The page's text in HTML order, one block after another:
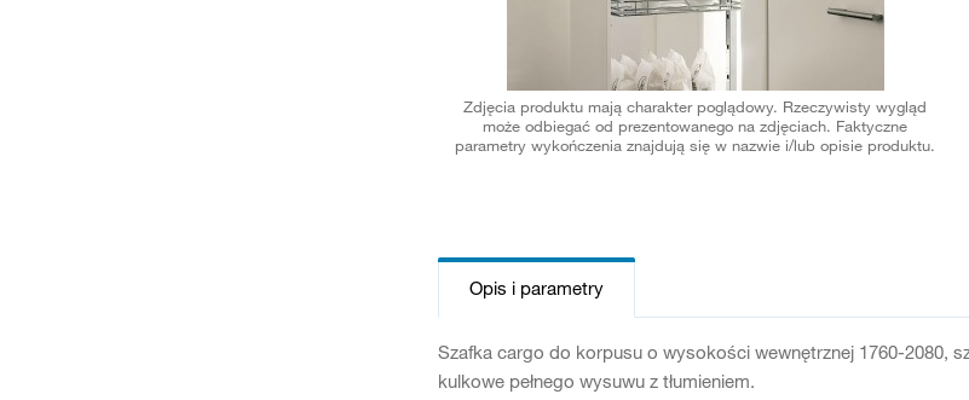
Zdjęcia produktu mają charakter poglądowy. Rzeczywisty wygląd
może odbiegać od prezentowanego na zdjęciach. Faktyczne
parametry wykończenia znajdują się w nazwie i/lub opisie produktu.
Opis i parametry
Szafka cargo do korpusu o wysokości wewnętrznej 1760-2080,
kulkowe pełnego wysuwu z tłumieniem.